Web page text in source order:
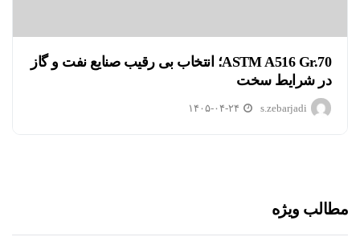
ASTM A516 Gr.70؛ انتخاب بی رقیب صنایع نفت و گاز
در شرایط سخت
s.zebarjadi ۱۴۰۵-۰۴-۲۴
مطالب ویژه